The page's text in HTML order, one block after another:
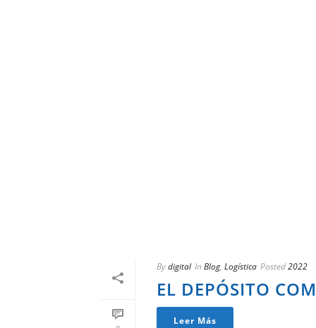
Bydigital In Blog, Logística Posted2022
EL DEPÓSITO
Leer Más